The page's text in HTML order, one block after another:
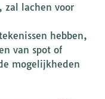
zal lachen voor
hebben,
van spot of
mogelijkheden